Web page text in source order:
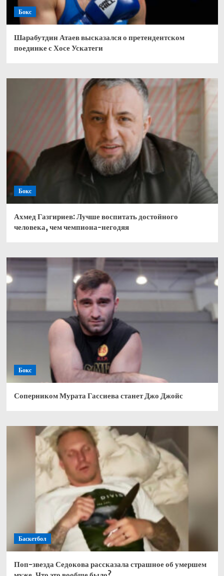
Бокс
Шарабутдин Атаев высказался о претендентском
поединке с Хосе Ускатеги
Бокс
Ахмед Газгириев: Лучше воспитать достойного
человека, чем чемпиона-негодяя
Бокс
Соперником Мурата Гассиева станет Джо Джойс
Баскетбол
Поп-звезда Седокова рассказала страшное об умершем